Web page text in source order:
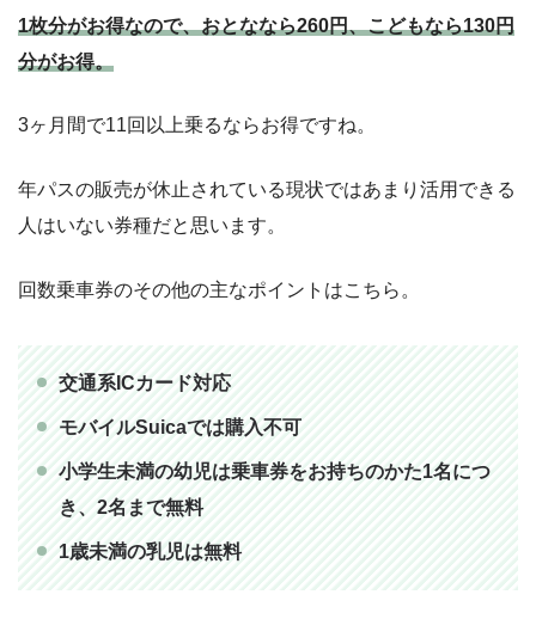
1枚分がお得なので、おとななら260円、こどもなら130円
分がお得。
3ヶ月間で11回以上乗るならお得ですね。
年パスの販売が休止されている現状ではあまり活用できる
人はいない券種だと思います。
回数乗車券のその他の主なポイントはこちら。
交通系ICカード対応
モバイルSuicaでは購入不可
小学生未満の幼児は乗車券をお持ちのかた1名につ
き、2名まで無料
1歳未満の乳児は無料